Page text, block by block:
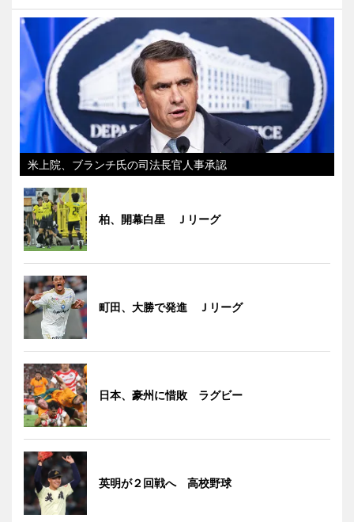
米上院、ブランチ氏の司法長官人事承認
柏、開幕白星 Ｊリーグ
町田、大勝で発進 Ｊリーグ
日本、豪州に惜敗 ラグビー
英明が２回戦へ 高校野球